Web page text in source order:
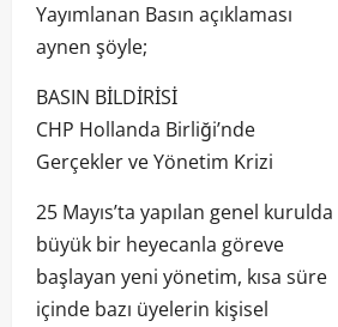
Yayımlanan Basın açıklaması
aynen şöyle;
BASIN BİLDİRİSİ
CHP Hollanda Birliği’nde
Gerçekler ve Yönetim Krizi
25 Mayıs’ta yapılan genel kurulda
büyük bir heyecanla göreve
başlayan yeni yönetim, kısa süre
içinde bazı üyelerin kişisel